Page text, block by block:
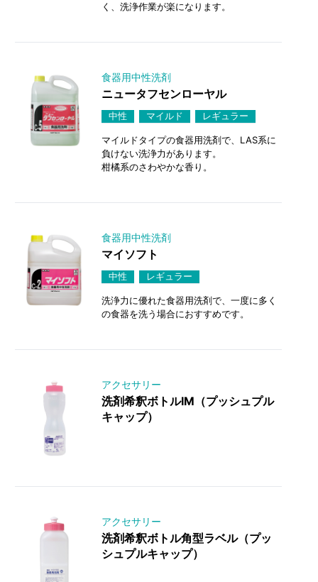
く、洗浄作業が楽になります。
食器用中性洗剤
ニュータフセンローヤル
中性 マイルド レギュラー
マイルドタイプの食器用洗剤で、LAS系に
負けない洗浄力があります。
柑橘系のさわやかな香り。
食器用中性洗剤
マイソフト
中性 レギュラー
洗浄力に優れた食器用洗剤で、一度に多く
の食器を洗う場合におすすめです。
アクセサリー
洗剤希釈ボトルIM（プッシュプル
キャップ）
アクセサリー
洗剤希釈ボトル角型ラベル（プッ
シュプルキャップ）